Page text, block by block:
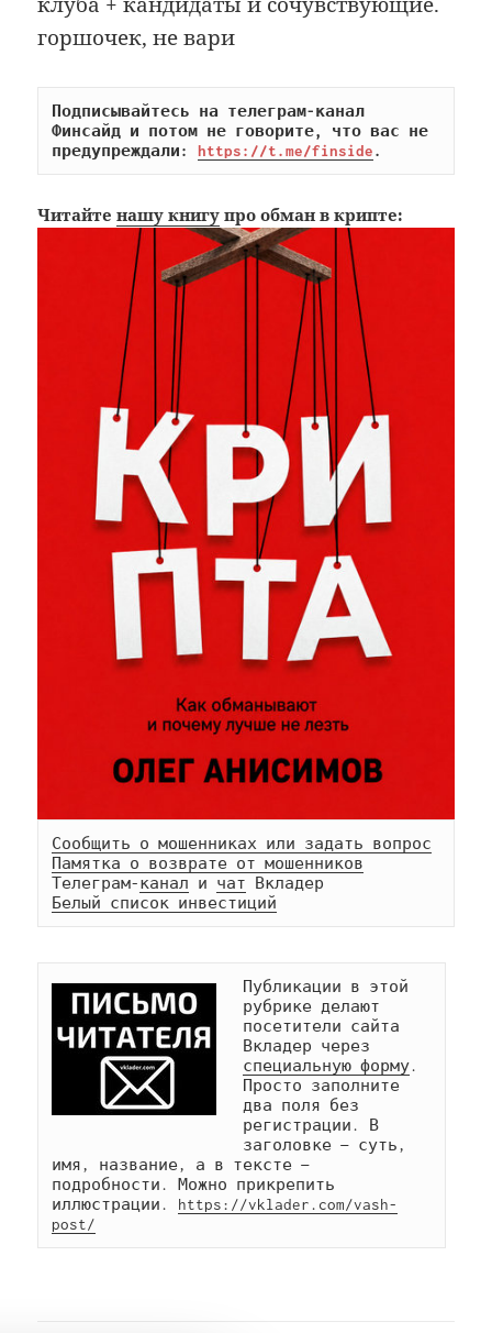
горшочек, не вари
Подписывайтесь на телеграм-канал
Финсайд и потом не говорите, что вас не
предупреждали: https://t.me/finside.
Читайтенашу книгу про обман в крипте:
Сообщить о мошенниках или задать вопрос
Памятка о возврате от мошенников
Телеграм-канал и чат
Белый список инвестиций
Публикации в этой
рубрике делают
посетители сайта
специальную форму.
Просто заполните
два поля без
регистрации. В
заголовке — суть,
имя, название, а в тексте —
подробности. Можно прикрепить
иллюстрации. https://vklader.com/vash-
post/